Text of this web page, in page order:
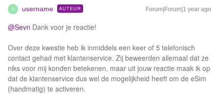
U username AUTEUR Forum|Forum|1 year ago
@Sevn Dank voor je reactie!
Over deze kwestie heb ik inmiddels een keer of 5 telefonisch
contact gehad met klantenservice. Zij beweerden allemaal dat ze
niks voor mij konden betekenen, maar uit jouw reactie maak ik op
dat de klantenservice dus wel de mogelijkheid heeft om de eSim
(handmatig) te activeren.